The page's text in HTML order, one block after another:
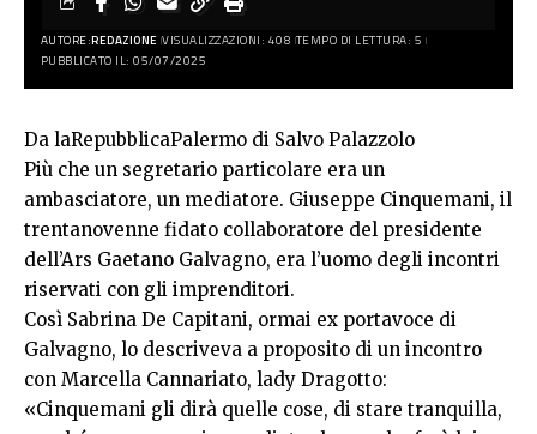
AUTORE:REDAZIONE VISUALIZZAZIONI: 408 TEMPO DI LETTURA: 5
PUBBLICATO IL: 05/07/2025
Da laRepubblicaPalermo di Salvo Palazzolo
Più che un segretario particolare era un
ambasciatore, un mediatore. Giuseppe Cinquemani, il
trentanovenne fidato collaboratore del presidente
dell’Ars Gaetano Galvagno, era l’uomo degli incontri
riservati con gli imprenditori.
Così Sabrina De Capitani, ormai ex portavoce di
Galvagno, lo descriveva a proposito di un incontro
con Marcella Cannariato, lady Dragotto:
«Cinquemani gli dirà quelle cose, di stare tranquilla,